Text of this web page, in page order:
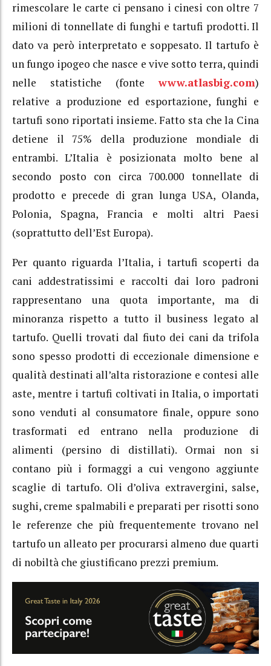
rimescolare le carte ci pensano i cinesi con oltre 7
milioni di tonnellate di funghi e tartufi prodotti. Il
dato va però interpretato e soppesato. Il tartufo è
un fungo ipogeo che nasce e vive sotto terra, quindi
nelle statistiche (fontewww.atlasbig.com)
relative a produzione ed esportazione, funghi e
tartufi sono riportati insieme. Fatto sta che la Cina
detiene il 75% della produzione mondiale di
entrambi. L’Italia è posizionata molto bene al
secondo posto con circa 700.000 tonnellate di
prodotto e precede di gran lunga USA, Olanda,
Polonia, Spagna, Francia e molti altri Paesi
(soprattutto dell’Est Europa).
Per quanto riguarda l’Italia, i tartufi scoperti da
cani addestratissimi e raccolti dai loro padroni
rappresentano una quota importante, ma di
minoranza rispetto a tutto il business legato al
tartufo. Quelli trovati dal fiuto dei cani da trifola
sono spesso prodotti di eccezionale dimensione e
qualità destinati all’alta ristorazione e contesi alle
aste, mentre i tartufi coltivati in Italia, o importati
sono venduti al consumatore finale, oppure sono
trasformati ed entrano nella produzione di
alimenti (persino di distillati). Ormai non si
contano più i formaggi a cui vengono aggiunte
scaglie di tartufo. Oli d’oliva extravergini, salse,
sughi, creme spalmabili e preparati per risotti sono
le referenze che più frequentemente trovano nel
tartufo un alleato per procurarsi almeno due quarti
di nobiltà che giustificano prezzi premium.